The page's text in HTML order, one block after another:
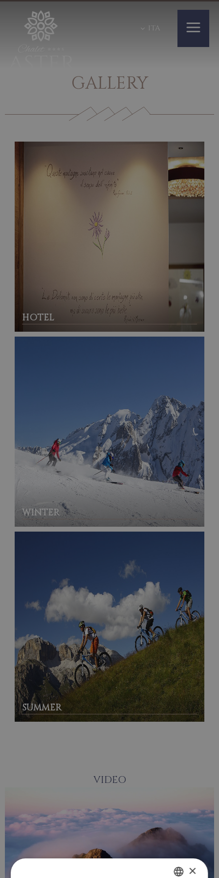
ITA
GALLERY
HOTEL
WINTER
SUMMER
VIDEO
×